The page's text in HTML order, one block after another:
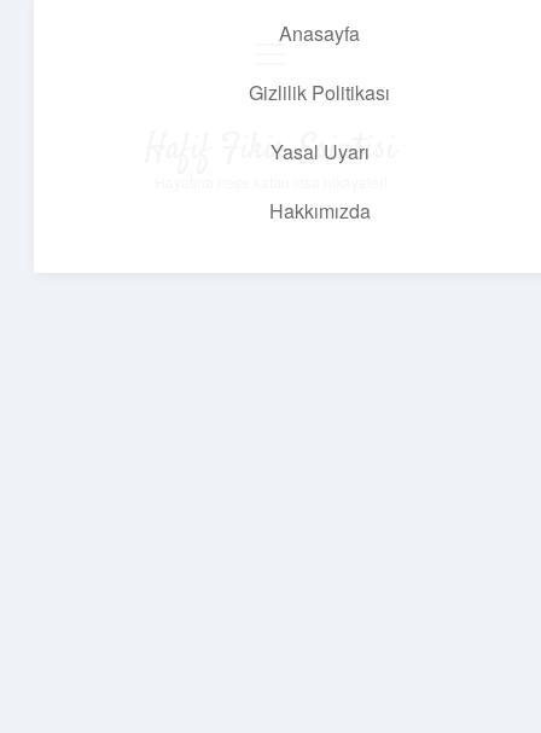
Anasayfa
Gizlilik Politikası
Yasal Uyarı
Hakkımızda
Hafif Fikir Esintisi